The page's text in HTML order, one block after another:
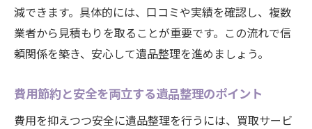
減できます。具体的には、口コミや実績を確認し、複数
業者から見積もりを取ることが重要です。この流れで信
頼関係を築き、安心して遺品整理を進めましょう。
費用節約と安全を両立する遺品整理のポイント
費用を抑えつつ安全に遺品整理を行うには、買取サービ